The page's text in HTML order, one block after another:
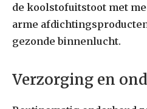
de koolstofuitstoot met
arme
gezonde binnenlucht.
Verzorging en